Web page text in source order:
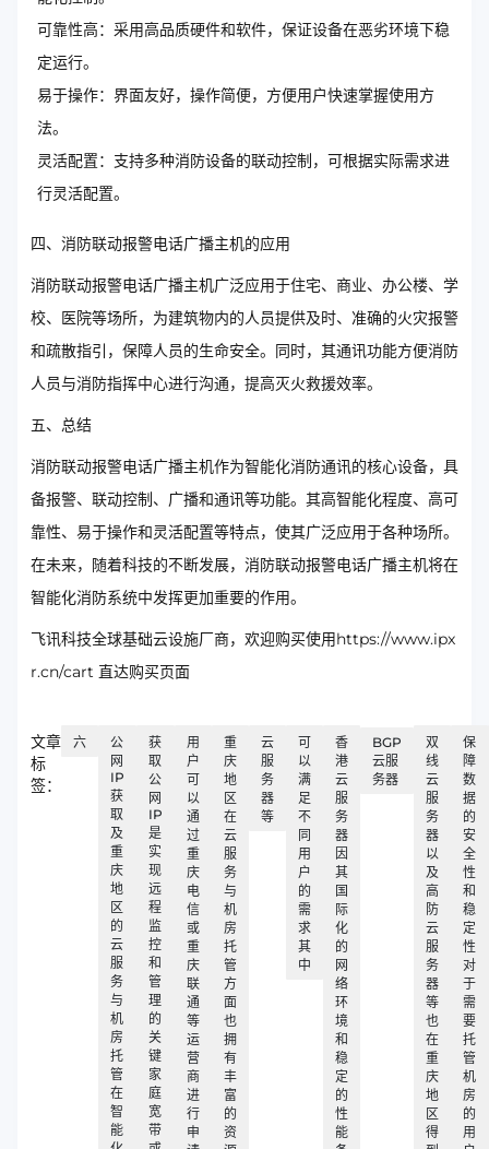
可靠性高：采用高品质硬件和软件，保证设备在恶劣环境下稳
定运行。
易于操作：界面友好，操作简便，方便用户快速掌握使用方
法。
灵活配置：支持多种消防设备的联动控制，可根据实际需求进
行灵活配置。
四、消防联动报警电话广播主机的应用
消防联动报警电话广播主机广泛应用于住宅、商业、办公楼、学
校、医院等场所，为建筑物内的人员提供及时、准确的火灾报警
和疏散指引，保障人员的生命安全。同时，其通讯功能方便消防
人员与消防指挥中心进行沟通，提高灭火救援效率。
五、总结
消防联动报警电话广播主机作为智能化消防通讯的核心设备，具
备报警、联动控制、广播和通讯等功能。其高智能化程度、高可
靠性、易于操作和灵活配置等特点，使其广泛应用于各种场所。
在未来，随着科技的不断发展，消防联动报警电话广播主机将在
智能化消防系统中发挥更加重要的作用。
飞讯科技全球基础云设施厂商，欢迎购买使用https://www.ipx
r.cn/cart 直达购买页面
文章
标
签：
六
公
网
IP
获
取
及
重
庆
地
区
的
云
服
务
与
机
房
托
管
在
智
能
获
取
公
网
IP
是
实
现
远
程
监
控
和
管
理
的
关
键
家
庭
宽
带
用
户
可
以
通
过
重
庆
电
信
或
重
庆
联
通
等
运
营
商
进
行
申
重
庆
地
区
在
云
服
务
与
机
房
托
管
方
面
也
拥
有
丰
富
的
资
云
服
务
器
等
可
以
满
足
不
同
用
户
的
需
求
其
中
香
港
云
服
务
器
因
其
国
际
化
的
网
络
环
境
和
稳
定
的
性
能
BGP
云服
务器
双
线
云
服
务
器
以
及
高
防
云
服
务
器
等
也
在
重
庆
地
区
得
保
障
数
据
的
安
全
性
和
稳
定
性
对
于
需
要
托
管
机
房
的
用